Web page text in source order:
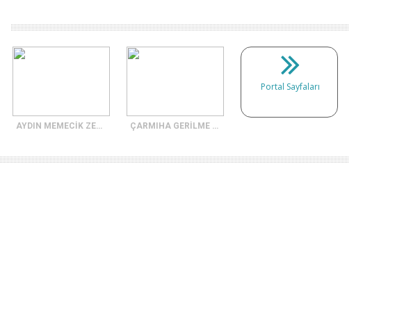
AYDIN MEMECİK ZEYTİNYAĞI ÇARMIHA GERİLME SAHNESİ
Portal Sayfaları